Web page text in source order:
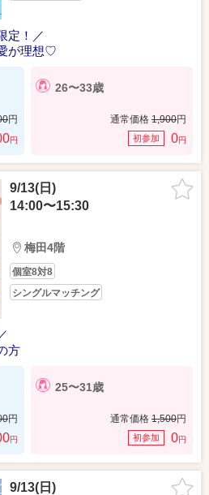
定！／
が理想♡
円
円
26〜33歳
通常価格 1,900円
初参加 0円
9/13(日)
14:00〜15:30
梅田4階
個室8対8
シングルマッチング
方
円
円
25〜31歳
通常価格 1,500円
初参加 0円
9/13(日)